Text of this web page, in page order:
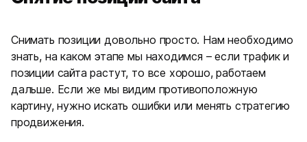
Снимать позиции довольно просто. Нам необходимо
знать, на каком этапе мы находимся – если трафик и
позиции сайта растут, то все хорошо, работаем
дальше. Если же мы видим противоположную
картину, нужно искать ошибки или менять стратегию
продвижения.